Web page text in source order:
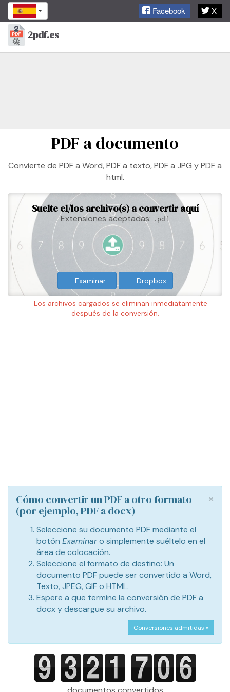
Facebook X
2pdf.es
PDF a documento
Convierte de PDF a Word, PDF a texto, PDF a JPG y PDF a
html.
Suelte el/los archivo(s) a convertir aquí
Extensiones aceptadas: .pdf
Examinar… Dropbox
Los archivos cargados se eliminan inmediatamente
después de la conversión.
×
Cómo convertir un PDF a otro formato
(por ejemplo, PDF a docx)
Seleccione su documento PDF mediante el
botón Examinaro simplemente suéltelo en el
área de colocación.
Seleccione el formato de destino: Un
documento PDF puede ser convertido a Word,
Texto, JPEG, GIF o HTML.
Espere a que termine la conversión de PDF a
docx y descargue su archivo.
Conversiones admitidas »